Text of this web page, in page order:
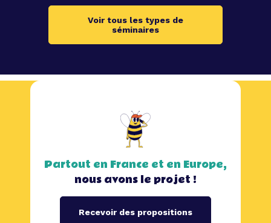
Voir tous les types de
séminaires
Partout en France et en Europe,
nous avons le projet !
Recevoir des propositions